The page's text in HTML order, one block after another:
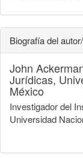
Biografía del
John
Jurídicas,
México
Investigador del
Universidad